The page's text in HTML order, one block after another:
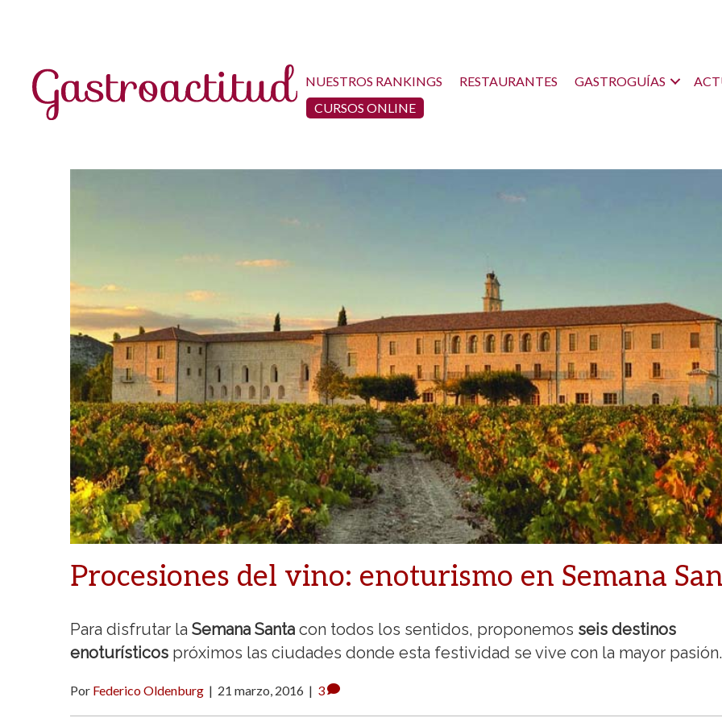
NUESTROS RANKINGS RESTAURANTES GASTROGUÍAS
CURSOS ONLINE
Procesiones del vino: enoturismo en Semana
Para disfrutar la Semana Santa con todos los sentidos, proponemos seis destinos
enoturísticos próximos las ciudades donde esta festividad se vive con la mayor pasión.
Por Federico Oldenburg | 21 marzo, 2016 | 3